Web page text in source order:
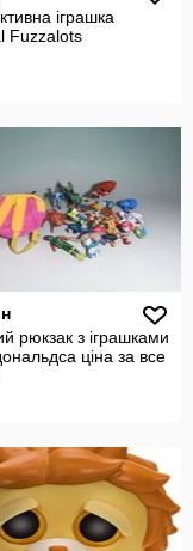
іграшка
Fuzzalots
рюкзак з іграшками
ціна за все